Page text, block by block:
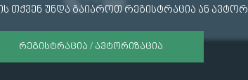
თქვენ უნდა გაიაროთ რეგისტრაცია ან
ᲠᲔᲒᲘᲡᲢᲠᲐᲪᲘᲐ / ᲐᲕᲢᲝᲠᲘᲖᲐᲪᲘᲐ